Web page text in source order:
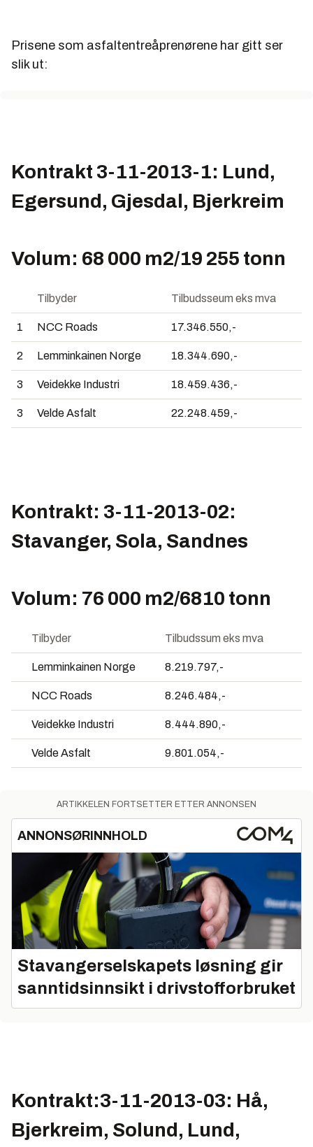
Prisene som asfaltentreåprenørene har gitt ser
slik ut:
Kontrakt 3-11-2013-1: Lund,
Egersund, Gjesdal, Bjerkreim
Volum: 68 000 m2/19 255 tonn
Tilbyder Tilbudsseum eks mva
1 NCC Roads 17.346.550,-
2 Lemminkainen Norge 18.344.690,-
3 Veidekke Industri 18.459.436,-
3 Velde Asfalt 22.248.459,-
Kontrakt: 3-11-2013-02:
Stavanger, Sola, Sandnes
Volum: 76 000 m2/6810 tonn
Tilbyder Tilbudssum eks mva
Lemminkainen Norge 8.219.797,-
NCC Roads 8.246.484,-
Veidekke Industri 8.444.890,-
Velde Asfalt 9.801.054,-
ARTIKKELEN FORTSETTER ETTER ANNONSEN
ANNONSØRINNHOLD
Stavangerselskapets løsning gir
sanntidsinnsikt i drivstofforbruket
Kontrakt:3-11-2013-03: Hå,
Bjerkreim, Solund, Lund,